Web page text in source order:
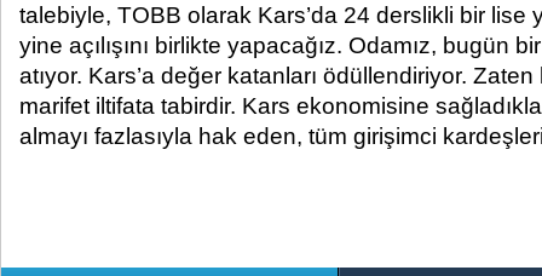
talebiyle, TOBB olarak Kars’da 24 derslikli bir lise
yine açılışını birlikte yapacağız. Odamız, bugün
atıyor. Kars’a değer katanları ödüllendiriyor.
marifet iltifata tabirdir. Kars ekonomisine
almayı fazlasıyla hak eden, tüm girişimci